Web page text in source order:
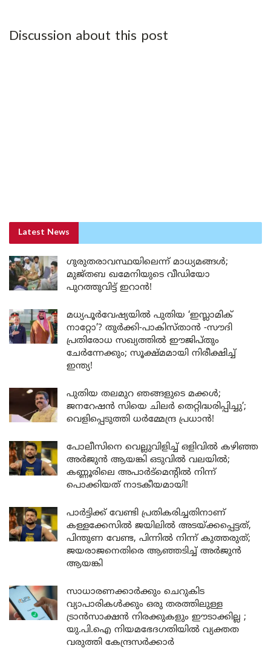
Discussion about this post
Latest News
ഗുരുതരാവസ്ഥയിലെന്ന് മാധ്യമങ്ങൾ;
മുജ്തബ ഖമേനിയുടെ വീഡിയോ
പുറത്തുവിട്ട് ഇറാൻ!
മധ്യപൂർവേഷ്യയിൽ പുതിയ ‘ഇസ്ലാമിക്
നാറ്റോ’? തുർക്കി-പാകിസ്താൻ -സൗദി
പ്രതിരോധ സഖ്യത്തിൽ ഈജിപ്തും
ചേർന്നേക്കും; സൂക്ഷ്മമായി നിരീക്ഷിച്ച്
ഇന്ത്യ!
പുതിയ തലമുറ ഞങ്ങളുടെ മക്കൾ;
ജനറേഷൻ സിയെ ചിലർ തെറ്റിദ്ധരിപ്പിച്ചു’;
വെളിപ്പെടുത്തി ധർമ്മേന്ദ്ര പ്രധാൻ!
പോലീസിനെ വെല്ലുവിളിച്ച് ഒളിവിൽ കഴിഞ്ഞ
അർജുൻ ആയങ്കി ഒടുവിൽ വലയിൽ;
കണ്ണൂരിലെ അപാർട്മെന്റിൽ നിന്ന്
പൊക്കിയത് നാടകീയമായി!
പാർട്ടിക്ക് വേണ്ടി പ്രതികരിച്ചതിനാണ്
കള്ളക്കേസിൽ ജയിലിൽ അടയ്ക്കപ്പെട്ടത്,
പിന്തുണ വേണ്ട, പിന്നിൽ നിന്ന് കുത്തരുത്;
ജയരാജനെതിരെ ആഞ്ഞടിച്ച് അർജുൻ
ആയങ്കി
സാധാരണക്കാർക്കും ചെറുകിട
വ്യാപാരികൾക്കും ഒരു തരത്തിലുള്ള
ട്രാൻസാക്ഷൻ നിരക്കുകളും ഈടാക്കില്ല ;
യു.പി.ഐ നിയമഭേദഗതിയിൽ വ്യക്തത
വരുത്തി കേന്ദ്രസർക്കാർ